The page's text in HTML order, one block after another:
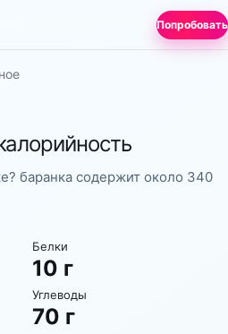
Попробовать
баранка содержит около 340
Белки
10 г
Углеводы
70 г